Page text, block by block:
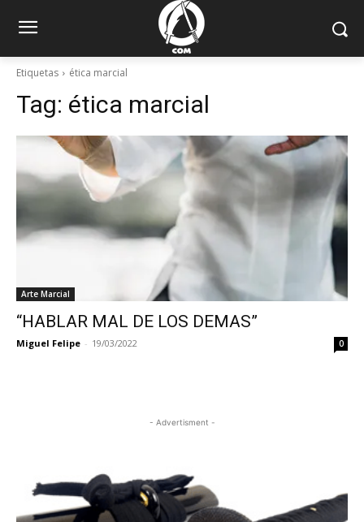
Etiquetas ética marcial
Tag: ética marcial
Arte Marcial
“HABLAR MAL DE LOS DEMAS”
Miguel Felipe - 19/03/2022 0
- Advertisment -